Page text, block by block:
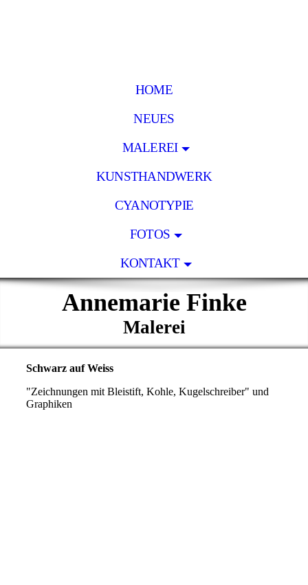
HOME
NEUES
MALEREI
KUNSTHANDWERK
CYANOTYPIE
FOTOS
KONTAKT
Annemarie Finke
Malerei
Schwarz auf Weiss
"Zeichnungen mit Bleistift, Kohle, Kugelschreiber" und
Graphiken